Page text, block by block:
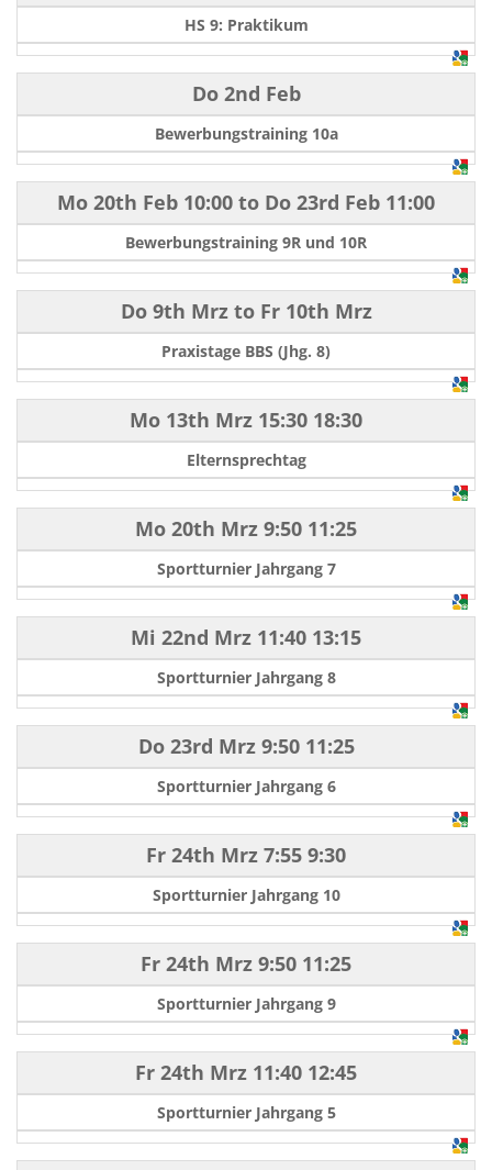
HS 9: Praktikum
Do 2nd Feb
Bewerbungstraining 10a
Mo 20th Feb 10:00 to Do 23rd Feb 11:00
Bewerbungstraining 9R und 10R
Do 9th Mrzto Fr 10th Mrz
Praxistage BBS (Jhg. 8)
Mo 13th Mrz 15:30 18:30
Elternsprechtag
Mo 20th Mrz 9:50 11:25
Sportturnier Jahrgang 7
Mi 22nd Mrz 11:40 13:15
Sportturnier Jahrgang 8
Do 23rd Mrz9:50 11:25
Sportturnier Jahrgang 6
Fr 24th Mrz 7:55 9:30
Sportturnier Jahrgang 10
Fr 24th Mrz 9:50 11:25
Sportturnier Jahrgang 9
Fr 24th Mrz 11:40 12:45
Sportturnier Jahrgang 5